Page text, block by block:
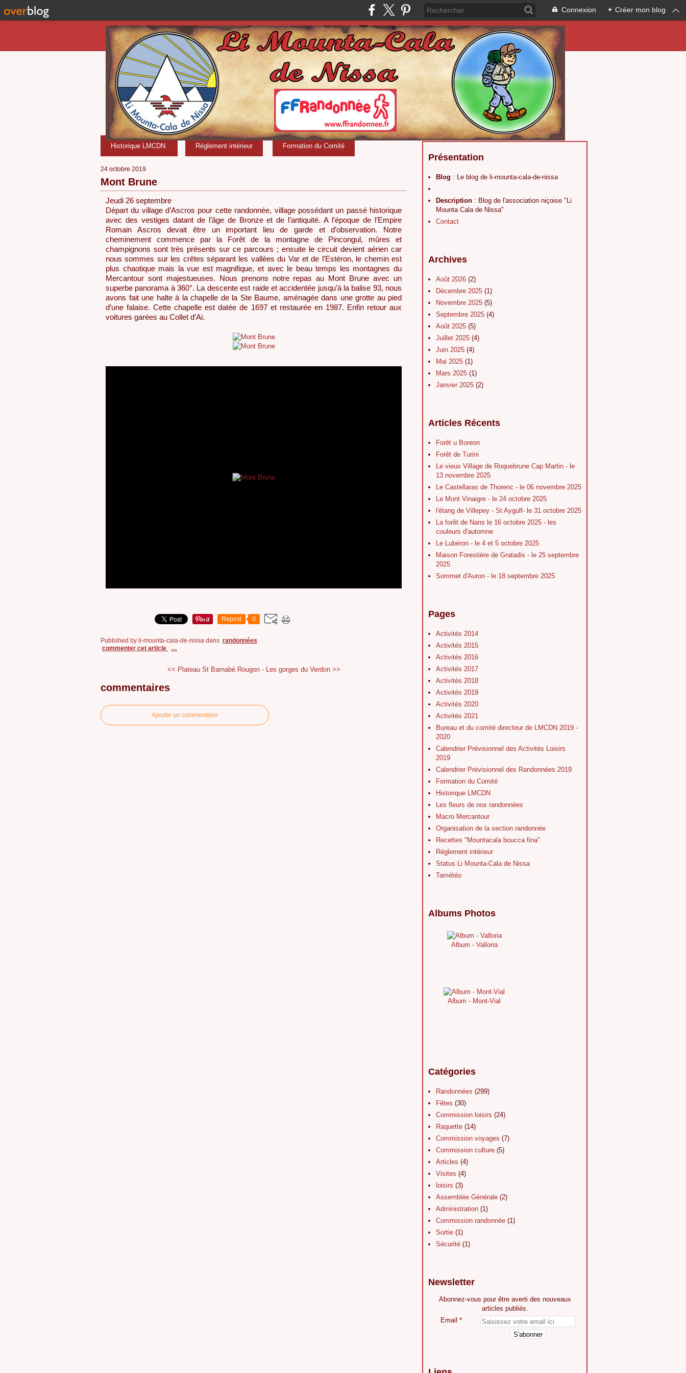
Connexion + Créer mon blog
Historique LMCDN Réglement intérieur Formation du Comité
24 octobre 2019
Mont Brune
Jeudi 26 septembre
Départ du village d’Ascros pour cette randonnée, village possédant un passé historique
avec des vestiges datant de l’âge de Bronze et de l’antiquité. A l’époque de l’Empire
Romain Ascros devait être un important lieu de garde et d’observation. Notre
cheminement commence par la Forêt de la montagne de Pincongul, mûres et
champignons sont très présents sur ce parcours ; ensuite le circuit devient aérien car
nous sommes sur les crêtes séparant les vallées du Var et de l’Estéron, le chemin est
plus chaotique mais la vue est magnifique, et avec le beau temps les montagnes du
Mercantour sont majestueuses. Nous prenons notre repas au Mont Brune avec un
superbe panorama à 360°. La descente est raide et accidentée jusqu’àla balise 93, nous
avons fait une halte à la chapelle de la Ste Baume, aménagée dans une grotte au pied
d’une falaise. Cette chapelle est datée de 1697 et restaurée en 1987. Enfin retour aux
voitures garées au Collet d’Ai.
Repost 0
Published by li-mounta-cala-de-nissa dans randonnées
commenter cet article
…
<< Plateau St Barnabé Rougon - Les gorges du Verdon >>
commentaires
Ajouter un commentaire
Présentation
Blog : Le blog de li-mounta-cala-de-nissa
Description : Blog de l'association niçoise "Li
Mounta Cala de Nissa"
Contact
Archives
Août 2026 (2)
Décembre 2025 (1)
Novembre 2025 (5)
Septembre 2025 (4)
Août 2025 (5)
Juillet 2025 (4)
Juin 2025 (4)
Mai 2025 (1)
Mars 2025 (1)
Janvier 2025 (2)
Articles Récents
Forêt u Boreon
Forêt de Turini
Le vieux Village de Roquebrune Cap Martin - le
13 novembre 2025
Le Castellaras de Thorenc - le 06 novembre 2025
Le Mont Vinaigre - le 24 octobre 2025
l'étang de Villepey - St Aygulf- le 31 octobre 2025
La forêt de Nans le 16 octobre 2025 - les
couleurs d'automne
Le Lubéron - le 4 et 5 octobre 2025
Maison Forestière de Gratadis - le 25 septembre
2025
Sommet d'Auron - le 18 septembre 2025
Pages
Activités 2014
Activités 2015
Activités 2016
Activités 2017
Activités 2018
Activités 2019
Activités 2020
Activités 2021
Bureau et du comité directeur de LMCDN 2019 -
2020
Calendrier Prévisionnel des Activités Loisirs
2019
Calendrier Prévisionnel des Randonnées 2019
Formation du Comité
Historique LMCDN
Les fleurs de nos randonnées
Macro Mercantour
Organisation de la section randonnée
Recettes "Mountacala boucca fina"
Réglement intérieur
Status Li Mounta-Cala de Nissa
Tamétéo
Albums Photos
Album - Valloria
Album - Mont-Vial
Catégories
Randonnées (299)
Fêtes (30)
Commission loisirs (24)
Raquette (14)
Commission voyages (7)
Commission culture (5)
Articles (4)
Visites (4)
loisirs (3)
Assemblée Générale (2)
Administration (1)
Commission randonnée (1)
Sortie (1)
Sécurité (1)
Newsletter
Abonnez-vous pour être averti des nouveaux
articles publiés.
Email